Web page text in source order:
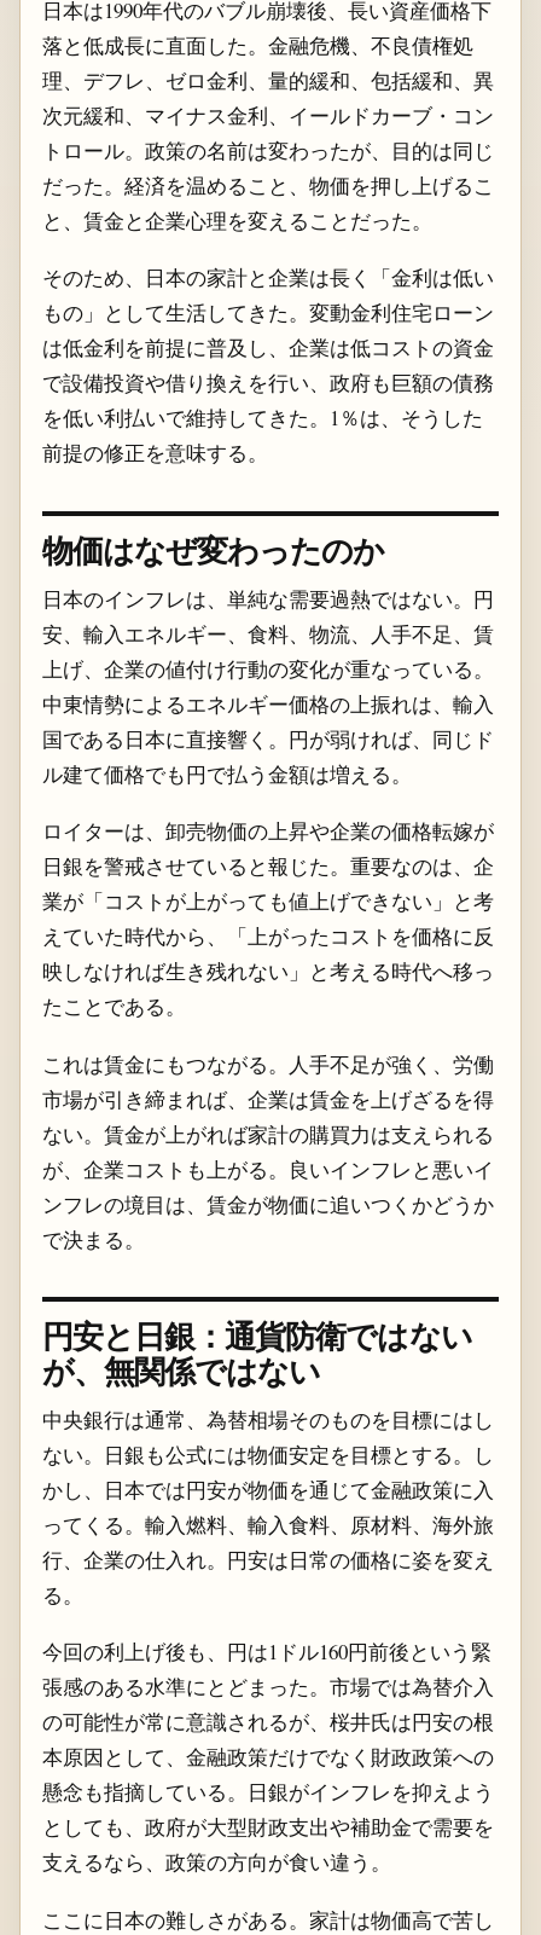
日本は1990年代のバブル崩壊後、長い資産価格下
落と低成長に直面した。金融危機、不良債権処
理、デフレ、ゼロ金利、量的緩和、包括緩和、異
次元緩和、マイナス金利、イールドカーブ・コン
トロール。政策の名前は変わったが、目的は同じ
だった。経済を温めること、物価を押し上げるこ
と、賃金と企業心理を変えることだった。
そのため、日本の家計と企業は長く「金利は低い
もの」として生活してきた。変動金利住宅ローン
は低金利を前提に普及し、企業は低コストの資金
で設備投資や借り換えを行い、政府も巨額の債務
を低い利払いで維持してきた。1％は、そうした
前提の修正を意味する。
物価はなぜ変わったのか
日本のインフレは、単純な需要過熱ではない。円
安、輸入エネルギー、食料、物流、人手不足、賃
上げ、企業の値付け行動の変化が重なっている。
中東情勢によるエネルギー価格の上振れは、輸入
国である日本に直接響く。円が弱ければ、同じド
ル建て価格でも円で払う金額は増える。
ロイターは、卸売物価の上昇や企業の価格転嫁が
日銀を警戒させていると報じた。重要なのは、企
業が「コストが上がっても値上げできない」と考
えていた時代から、「上がったコストを価格に反
映しなければ生き残れない」と考える時代へ移っ
たことである。
これは賃金にもつながる。人手不足が強く、労働
市場が引き締まれば、企業は賃金を上げざるを得
ない。賃金が上がれば家計の購買力は支えられる
が、企業コストも上がる。良いインフレと悪いイ
ンフレの境目は、賃金が物価に追いつくかどうか
で決まる。
円安と日銀：通貨防衛ではない
が、無関係ではない
中央銀行は通常、為替相場そのものを目標にはし
ない。日銀も公式には物価安定を目標とする。し
かし、日本では円安が物価を通じて金融政策に入
ってくる。輸入燃料、輸入食料、原材料、海外旅
行、企業の仕入れ。円安は日常の価格に姿を変え
る。
今回の利上げ後も、円は1ドル160円前後という緊
張感のある水準にとどまった。市場では為替介入
の可能性が常に意識されるが、桜井氏は円安の根
本原因として、金融政策だけでなく財政政策への
懸念も指摘している。日銀がインフレを抑えよう
としても、政府が大型財政支出や補助金で需要を
支えるなら、政策の方向が食い違う。
ここに日本の難しさがある。家計は物価高で苦し